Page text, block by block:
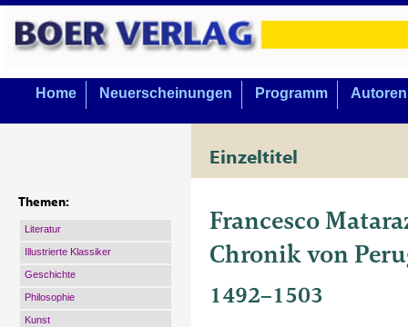
Home Neuerscheinungen Programm Autoren
Einzeltitel
Themen:
Literatur
Illustrierte Klassiker
Geschichte
Philosophie
Kunst
Francesco
Chronik von
1492–1503